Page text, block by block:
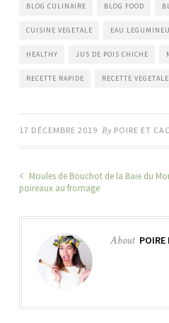
BLOG CULINAIRE BLOG FOOD
CUISINE VEGETALE EAU
HEALTHY JUS DE POIS CHICHE
RECETTE RAPIDE RECETTE VEGETALE
17 DÉCEMBRE 2019 By POIRE ET
Moules de Bouchot de la Baie du
poireaux au fromage
About POIRE